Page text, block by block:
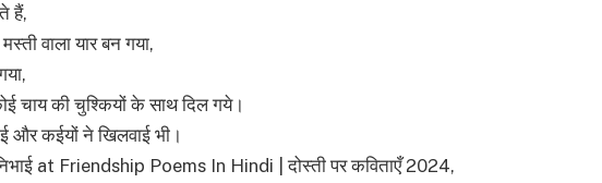
हैं,
वाला यार बन गया,
चाय की चुश्कियों के साथ दिल गये।
और कईयों ने खिलवाई भी।
at Friendship Poems In Hindi | दोस्ती पर कविताएँ 2024,